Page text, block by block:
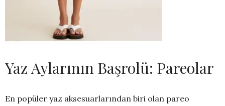
Yaz Aylarının Başrolü: Pareolar
En popüler yaz aksesuarlarından biri olan pareo